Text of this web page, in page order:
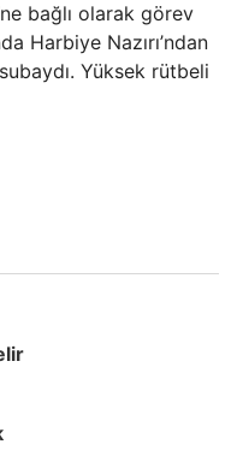
bağlı olarak görev
Harbiye Nazırı’ndan
Yüksek rütbeli